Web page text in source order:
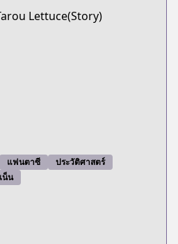
Lettuce(Story)
แฟนตาซี
ประวัติศาสตร์
น็น